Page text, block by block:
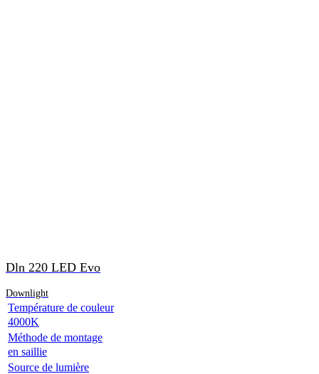
Dln 220 LED Evo
Downlight
Température de couleur
4000K
Méthode de montage
en saillie
Source de lumière